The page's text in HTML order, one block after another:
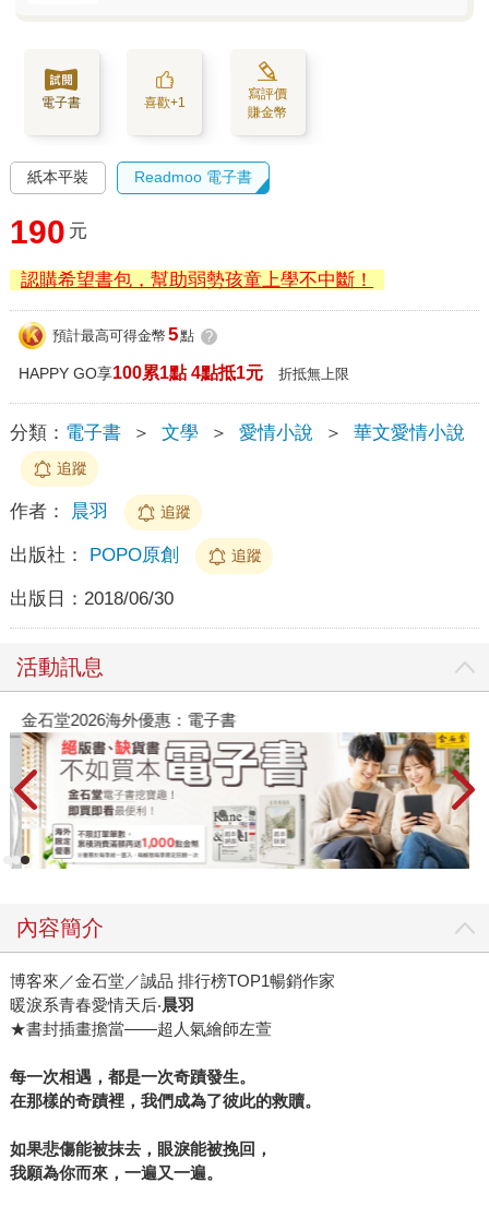
電子書 喜歡+1
寫評價
賺金幣
紙本平裝 Readmoo 電子書
190 元
認購希望書包，幫助弱勢孩童上學不中斷！
預計最高可得金幣 5點 ?
HAPPY GO享100累1點 4點抵1元 折抵無上限
分類： 電子書 ＞ 文學 ＞ 愛情小說 ＞ 華文愛情小說
追蹤
作者： 晨羽 追蹤
出版社： POPO原創 追蹤
出版日： 2018/06/30
活動訊息
金石堂2026海外優惠：電子書
內容簡介
博客來／金石堂／誠品 排行榜TOP1暢銷作家
暖淚系青春愛情天后‧晨羽
★書封插畫擔當——超人氣繪師左萱
每一次相遇，都是一次奇蹟發生。
在那樣的奇蹟裡，我們成為了彼此的救贖。
如果悲傷能被抹去，眼淚能被挽回，
我願為你而來，一遍又一遍。